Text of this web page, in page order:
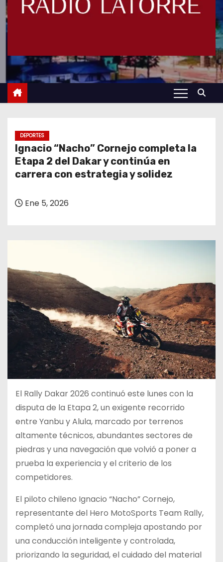
DEPORTES
Ignacio “Nacho” Cornejo completa la
Etapa 2 del Dakar y continúa en
carrera con estrategia y solidez
Ene 5, 2026
El Rally Dakar 2026 continuó este lunes con la
disputa de la Etapa 2, un exigente recorrido
entre Yanbu y Alula, marcado por terrenos
altamente técnicos, abundantes sectores de
piedras y una navegación que volvió a poner a
prueba la experiencia y el criterio de los
competidores.
El piloto chileno Ignacio “Nacho” Cornejo,
representante del Hero MotoSports Team Rally,
completó una jornada compleja apostando por
una conducción inteligente y controlada,
priorizando la seguridad, el cuidado del material